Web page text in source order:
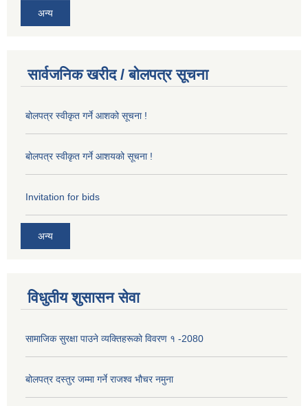
अन्य
सार्वजनिक खरीद / बोलपत्र सूचना
बोलपत्र स्वीकृत गर्ने आशको सूचना !
बोलपत्र स्वीकृत गर्ने आशयको सूचना !
Invitation for bids
अन्य
विधुतीय शुसासन सेवा
सामाजिक सुरक्षा पाउने व्यक्तिहरूको विवरण १ -2080
बोलपत्र दस्तुर जम्मा गर्ने राजश्व भौचर नमुना